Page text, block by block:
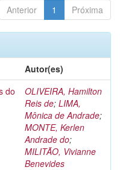
Anterior 1 Próxima
Autor(es)
do
OLIVEIRA, Hamilton
Reis de; LIMA,
Mônica de Andrade;
MONTE, Kerlen
Andrade do;
MILITÃO, Vivianne
Benevides